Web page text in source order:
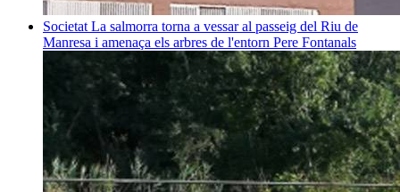
Societat La salmorra torna a vessar al passeig del Riu de
Manresa i amenaça els arbres de l'entorn Pere Fontanals